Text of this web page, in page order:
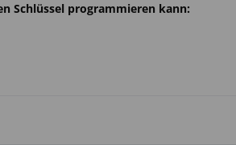
Schlüssel programmieren kann: